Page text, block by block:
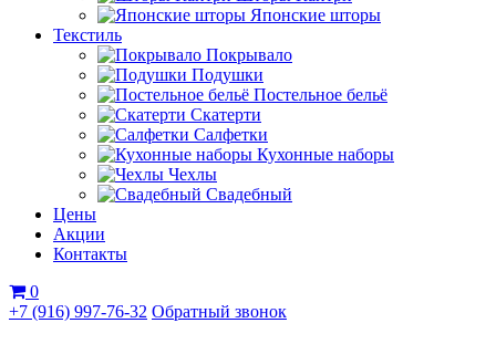
Японские шторы
Текстиль
Покрывало
Подушки
Постельное бельё
Скатерти
Салфетки
Кухонные наборы
Чехлы
Свадебный
Цены
Акции
Контакты
0
+7 (916) 997-76-32 Обратный звонок